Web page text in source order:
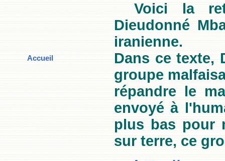
Accueil
Voici la
Dieudonné
iranienne.
Dans ce texte,
groupe
répandre le
envoyé à
plus bas pour
sur terre, ce